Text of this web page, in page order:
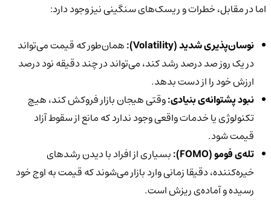
اما در مقابل، خطرات و ریسک‌های سنگینی نیز وجود دارد:
نوسان‌پذیری شدید (Volatility): همان‌طور که قیمت می‌تواند
در یک روز صد درصد رشد کند، می‌تواند در چند دقیقه نود درصد
ارزش خود را از دست بدهد.
نبود پشتوانه‌ی بنیادی:وقتی هیجان بازار فروکش کند، هیچ
تکنولوژی یا خدمات واقعی وجود ندارد که مانع از سقوط آزاد
قیمت شود.
تله‌ی فومو (FOMO): بسیاری از افراد با دیدن رشدهای
خیره‌کننده، دقیقا زمانی وارد بازار می‌شوند که قیمت به اوج خود
رسیده و آماده‌ی ریزش است.